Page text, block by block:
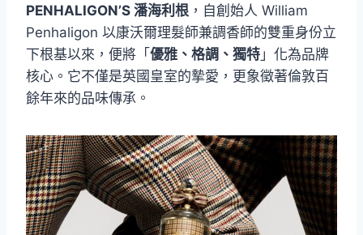
PENHALIGON’S 潘海利根 ，自創始人 William
Penhaligon 以康沃爾理髮師兼調香師的雙重身份立
下根基以來，便將「 優雅、格調、獨特 」化為品牌
核心。它不僅是英國皇室的摯愛，更象徵著倫敦百
餘年來的品味傳承。